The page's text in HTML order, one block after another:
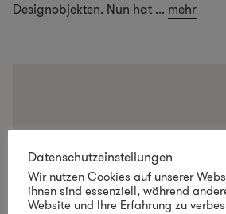
Designobjekten. Nun hat ... mehr
Datenschutzeinstellungen
Wir nutzen Cookies auf unserer
ihnen sind essenziell, während
Website und Ihre Erfahrung zu